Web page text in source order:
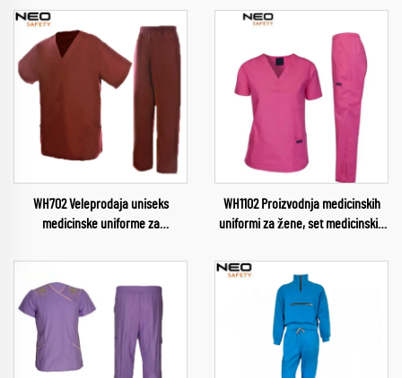
WH702 Veleprodaja uniseks
medicinske uniforme za
prilagođenim logotipom, potpuna
sublimacija, kratkog rukava,
kombinezoni proizvedeni u Kini
WH1102 Proizvodnja medicinskih
uniformi za žene, set medicinskih
sestre, zdravstvene usluge,
ženske uniforme, medicinske
hlače veleprodaja